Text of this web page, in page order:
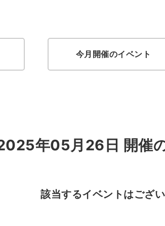
今月開催のイベント
年05月26日 開催
該当するイベントはござ